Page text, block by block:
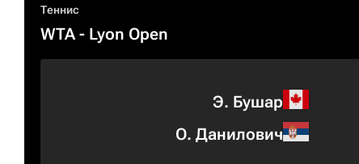
Теннис
WTA- Lyon Open
Э. Бушар
О. Данилович